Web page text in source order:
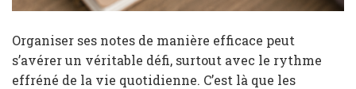
Organiser ses notes de manière efficace peut
s’avérer un véritable défi, surtout avec le rythme
effréné de la vie quotidienne. C’est là que les